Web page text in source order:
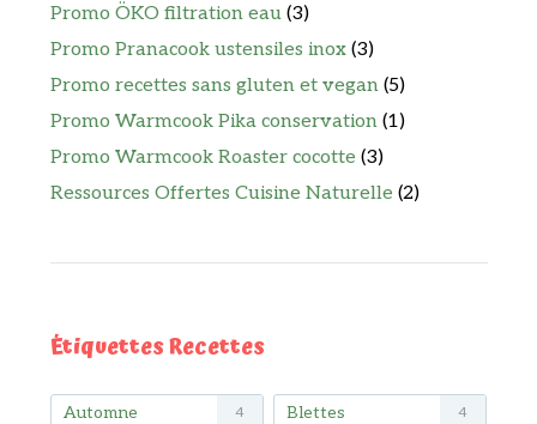
Promo ÖKO filtration eau (3)
Promo Pranacook ustensiles inox (3)
Promo recettes sans gluten et vegan (5)
Promo Warmcook Pika conservation (1)
Promo Warmcook Roaster cocotte (3)
Ressources Offertes Cuisine Naturelle (2)
Étiquettes Recettes
Automne 4 Blettes 4